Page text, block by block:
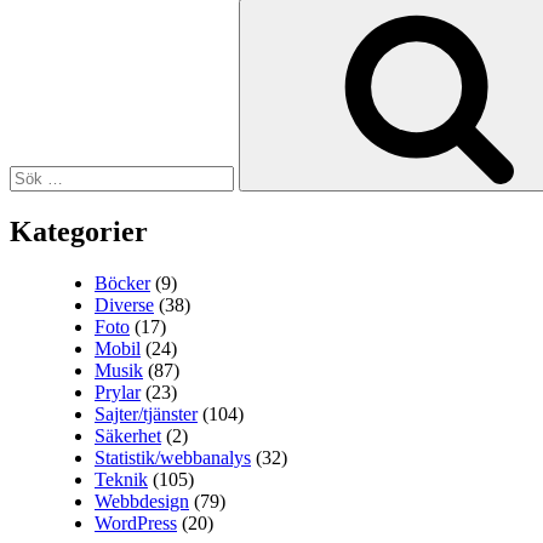
Kategorier
Böcker(9)
Diverse (38)
Foto (17)
Mobil (24)
Musik (87)
Prylar(23)
Sajter/tjänster(104)
Säkerhet (2)
Statistik/webbanalys (32)
Teknik (105)
Webbdesign (79)
WordPress (20)